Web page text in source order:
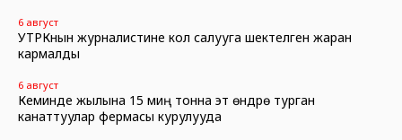
6 август
УТРКнын журналистине кол салууга шектелген жаран
кармалды
6 август
Кеминде жылына 15 миң тонна эт өндүрө турган
канаттуулар фермасы курулууда